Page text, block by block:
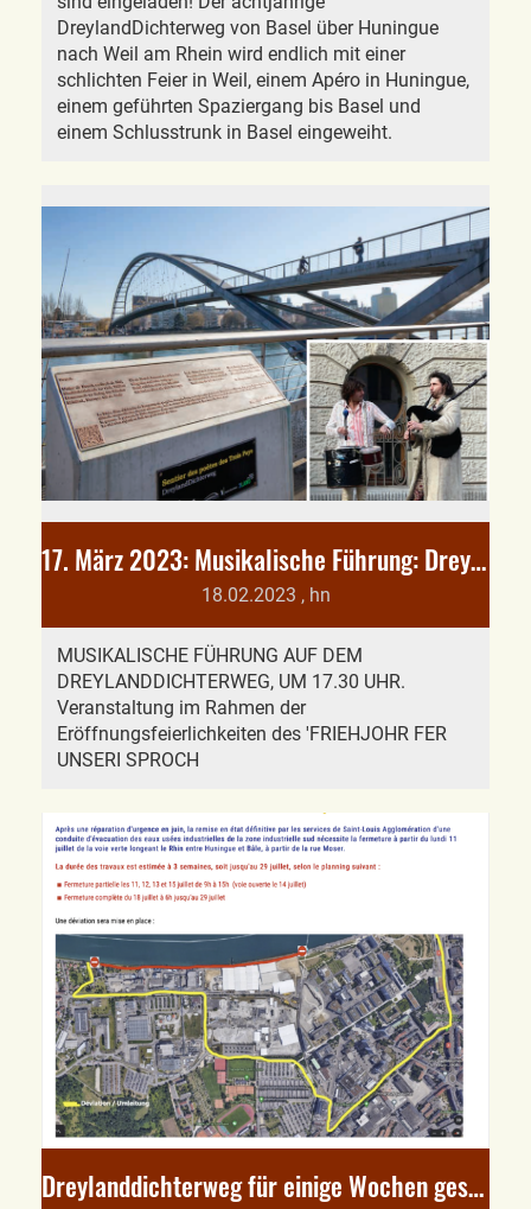
DreylandDichterweg von Basel über Huningue
nach Weil am Rhein wird endlich mit einer
schlichten Feier in Weil, einem Apéro in Huningue,
einem geführten Spaziergang bis Basel und
einem Schlusstrunk in Basel eingeweiht.
17. März 2023: Musikalische Führung: Dreylanddichterweg
18.02.2023 , hn
MUSIKALISCHE FÜHRUNG AUF DEM
DREYLANDDICHTERWEG, UM 17.30 UHR.
Veranstaltung im Rahmen der
Eröffnungsfeierlichkeiten des 'FRIEHJOHR FER
UNSERI SPROCH
Dreylanddichterweg für einige Wochen gesperrt!